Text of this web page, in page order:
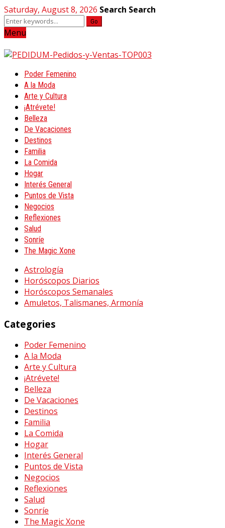
Saturday, August 8, 2026 Search Search
Go
Menu
Poder Femenino
A la Moda
Arte y Cultura
¡Atrévete!
Belleza
De Vacaciones
Destinos
Familia
La Comida
Hogar
Interés General
Puntos de Vista
Negocios
Reflexiones
Salud
Sonríe
The Magic Xone
Astrología
Horóscopos Diarios
Horóscopos Semanales
Amuletos, Talismanes, Armonía
Categories
Poder Femenino
A la Moda
Arte y Cultura
¡Atrévete!
Belleza
De Vacaciones
Destinos
Familia
La Comida
Hogar
Interés General
Puntos de Vista
Negocios
Reflexiones
Salud
Sonríe
The Magic Xone